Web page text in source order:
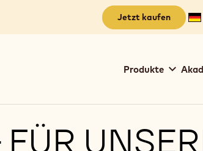
Jetzt kaufen
navigation
Produkte